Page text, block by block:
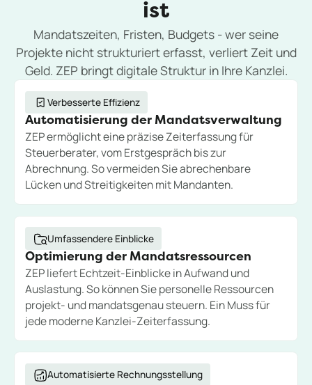
ist
Mandatszeiten, Fristen, Budgets - wer seine
Projekte nicht strukturiert erfasst, verliert Zeit und
Geld. ZEP bringt digitale Struktur in Ihre Kanzlei.
Verbesserte Effizienz
Automatisierung der Mandatsverwaltung
ZEP ermöglicht eine präzise Zeiterfassung für
Steuerberater, vom Erstgespräch bis zur
Abrechnung. So vermeiden Sie abrechenbare
Lücken und Streitigkeiten mit Mandanten.
Umfassendere Einblicke
Optimierung der Mandatsressourcen
ZEP liefert Echtzeit-Einblicke in Aufwand und
Auslastung. So können Sie personelle Ressourcen
projekt- und mandatsgenau steuern. Ein Muss für
jede moderne Kanzlei-Zeiterfassung.
Automatisierte Rechnungsstellung